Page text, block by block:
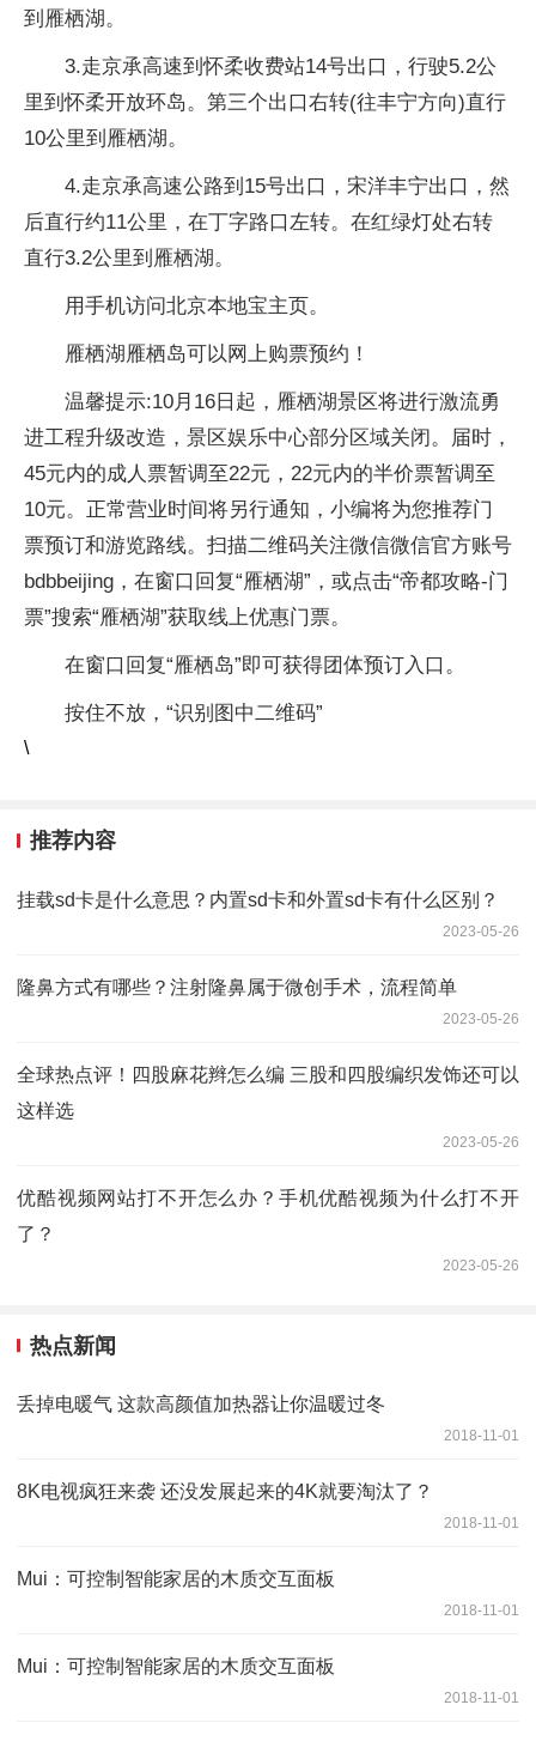
到雁栖湖。
3.走京承高速到怀柔收费站14号出口，行驶5.2公
里到怀柔开放环岛。第三个出口右转(往丰宁方向)直行
10公里到雁栖湖。
4.走京承高速公路到15号出口，宋洋丰宁出口，然
后直行约11公里，在丁字路口左转。在红绿灯处右转
直行3.2公里到雁栖湖。
用手机访问北京本地宝主页。
雁栖湖雁栖岛可以网上购票预约！
温馨提示:10月16日起，雁栖湖景区将进行激流勇
进工程升级改造，景区娱乐中心部分区域关闭。届时，
45元内的成人票暂调至22元，22元内的半价票暂调至
10元。正常营业时间将另行通知，小编将为您推荐门
票预订和游览路线。扫描二维码关注微信微信官方账号
bdbbeijing，在窗口回复“雁栖湖”，或点击“帝都攻略-门
票”搜索“雁栖湖”获取线上优惠门票。
在窗口回复“雁栖岛”即可获得团体预订入口。
按住不放，“识别图中二维码”
\
推荐内容
挂载sd卡是什么意思？内置sd卡和外置sd卡有什么区别？
2023-05-26
隆鼻方式有哪些？注射隆鼻属于微创手术，流程简单
2023-05-26
全球热点评！四股麻花辫怎么编 三股和四股编织发饰还可以
这样选
2023-05-26
优酷视频网站打不开怎么办？手机优酷视频为什么打不开
了？
2023-05-26
热点新闻
丢掉电暖气 这款高颜值加热器让你温暖过冬
2018-11-01
8K电视疯狂来袭 还没发展起来的4K就要淘汰了？
2018-11-01
Mui：可控制智能家居的木质交互面板
2018-11-01
Mui：可控制智能家居的木质交互面板
2018-11-01